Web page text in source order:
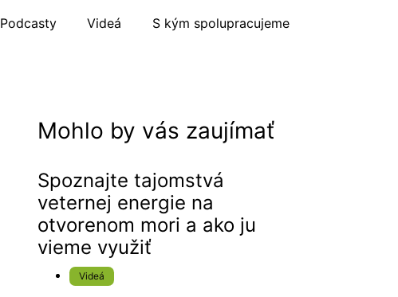
Podcasty Videá S kým spolupracujeme
Mohlo by vás zaujímať
Spoznajte tajomstvá
veternej energie na
otvorenom mori a ako ju
vieme využiť
Videá